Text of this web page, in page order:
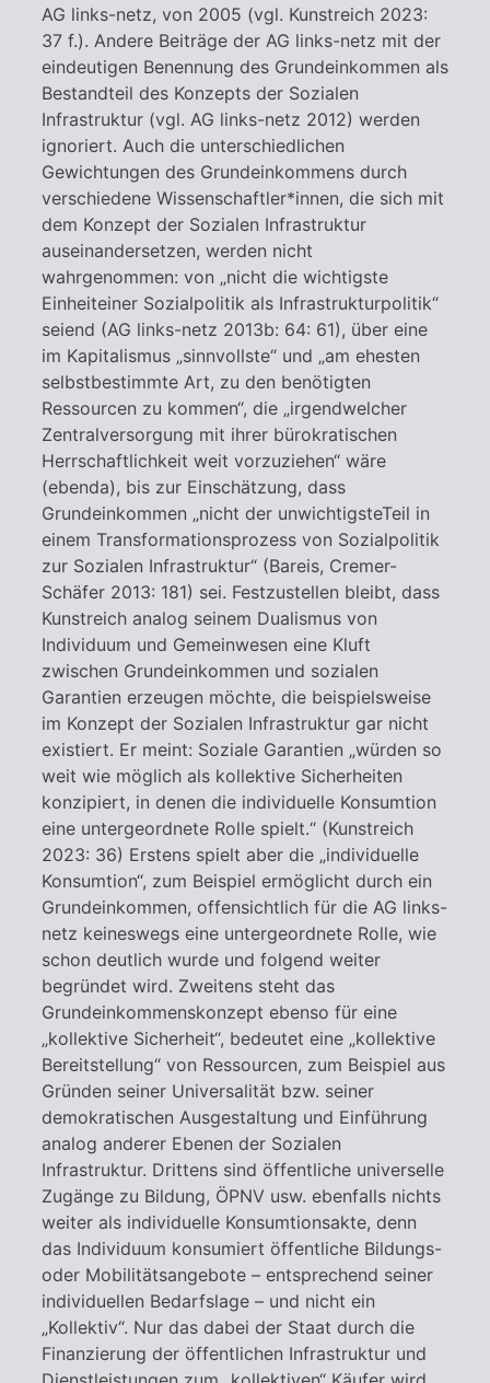
AG links-netz, von 2005 (vgl. Kunstreich 2023:
37 f.). Andere Beiträge der AG links-netz mit der
eindeutigen Benennung des Grundeinkommen als
Bestandteil des Konzepts der Sozialen
Infrastruktur (vgl. AG links-netz 2012) werden
ignoriert. Auch die unterschiedlichen
Gewichtungen des Grundeinkommens durch
verschiedene Wissenschaftler*innen, die sich mit
dem Konzept der Sozialen Infrastruktur
auseinandersetzen, werden nicht
wahrgenommen: von „nicht die wichtigste
Einheiteiner Sozialpolitik als Infrastrukturpolitik“
seiend (AG links-netz 2013b: 64: 61), über eine
im Kapitalismus „sinnvollste“ und „am ehesten
selbstbestimmte Art, zu den benötigten
Ressourcen zu kommen“, die „irgendwelcher
Zentralversorgung mit ihrer bürokratischen
Herrschaftlichkeit weit vorzuziehen“ wäre
(ebenda), bis zur Einschätzung, dass
Grundeinkommen „nicht der unwichtigsteTeil in
einem Transformationsprozess von Sozialpolitik
zur Sozialen Infrastruktur“ (Bareis, Cremer-
Schäfer 2013: 181) sei. Festzustellen bleibt, dass
Kunstreich analog seinem Dualismus von
Individuum und Gemeinwesen eine Kluft
zwischen Grundeinkommen und sozialen
Garantien erzeugen möchte, die beispielsweise
im Konzept der Sozialen Infrastruktur gar nicht
existiert. Er meint: Soziale Garantien „würden so
weit wie möglich als kollektive Sicherheiten
konzipiert, in denen die individuelle Konsumtion
eine untergeordnete Rolle spielt.“ (Kunstreich
2023: 36) Erstens spielt aber die „individuelle
Konsumtion“, zum Beispiel ermöglicht durch ein
Grundeinkommen, offensichtlich für die AG links-
netz keineswegs eine untergeordnete Rolle, wie
schon deutlich wurde und folgend weiter
begründet wird. Zweitens steht das
Grundeinkommenskonzept ebenso für eine
„kollektive Sicherheit“, bedeutet eine „kollektive
Bereitstellung“ von Ressourcen, zum Beispiel aus
Gründen seiner Universalität bzw. seiner
demokratischen Ausgestaltung und Einführung
analog anderer Ebenen der Sozialen
Infrastruktur. Drittens sind öffentliche universelle
Zugänge zu Bildung, ÖPNV usw. ebenfalls nichts
weiter als individuelle Konsumtionsakte, denn
das Individuum konsumiert öffentliche Bildungs-
oder Mobilitätsangebote – entsprechend seiner
individuellen Bedarfslage – und nicht ein
„Kollektiv“. Nur das dabei der Staat durch die
Finanzierung der öffentlichen Infrastruktur und